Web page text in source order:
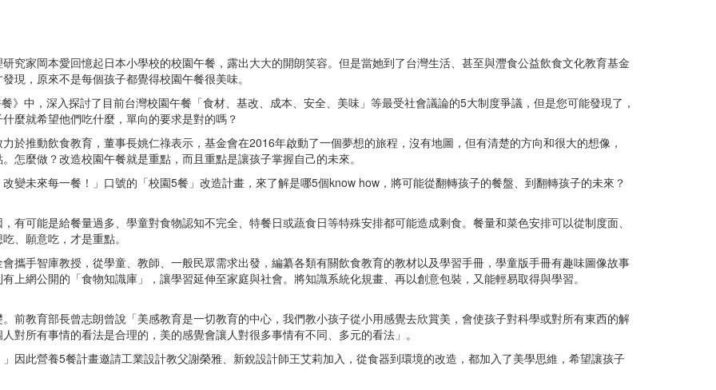
究家岡本愛回憶起日本小學校的校園午餐，露出大大的開朗笑容。但是當她到了台灣生活、甚至與灃食公益飲食文化教育基金
現，原來不是每個孩子都覺得校園午餐很美味。
》中，深入探討了目前台灣校園午餐「食材、基改、成本、安全、美味」等最受社會議論的5大制度爭議，但是您可能發現了，
麼就希望他們吃什麼，單向的要求是對的嗎？
於推動飲食教育，董事長姚仁祿表示，基金會在2016年啟動了一個夢想的旅程，沒有地圖，但有清楚的方向和很大的想像，
怎麼做？改造校園午餐就是重點，而且重點是讓孩子掌握自己的未來。
變未來每一餐！」口號的「校園5餐」改造計畫，來了解是哪5個know how，將可能從翻轉孩子的餐盤、到翻轉孩子的未來？
有可能是給餐量過多、學童對食物認知不完全、特餐日或蔬食日等特殊安排都可能造成剩食。餐量和菜色安排可以從制度面、
、願意吃，才是重點。
攜手智庫教授，從學童、教師、一般民眾需求出發，編纂各類有關飲食教育的教材以及學習手冊，學童版手冊有趣味圖像故事
上網公開的「食物知識庫」，讓學習延伸至家庭與社會。將知識系統化規畫、再以創意包裝，又能輕易取得與學習。
前教育部長曾志朗曾說「美感教育是一切教育的中心，我們教小孩子從小用感覺去欣賞美，會使孩子對科學或對所有東西的解
對所有事情的看法是合理的，美的感覺會讓人對很多事情有不同、多元的看法」。
因此營養5餐計畫邀請工業設計教父謝榮雅、新銳設計師王艾莉加入，從食器到環境的改造，都加入了美學思維，希望讓孩子